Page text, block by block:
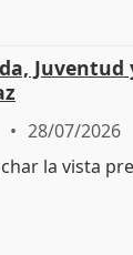
Juventud
28/07/2026